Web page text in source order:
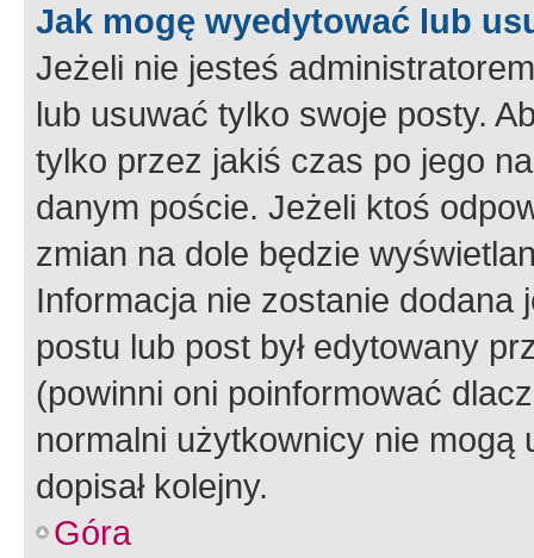
Jak mogę wyedytować lub
Jeżeli nie jesteś
lub usuwać tylko swoje posty.
tylko przez jakiś czas po jego
danym poście. Jeżeli ktoś
zmian na dole będzie
Informacja nie zostanie dodana
postu lub post był edytowany
(powinni oni poinformować
normalni użytkownicy nie
dopisał kolejny.
Góra